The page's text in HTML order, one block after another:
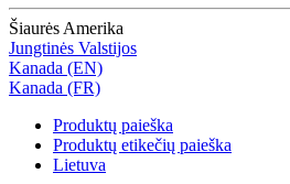
Šiaurės Amerika
Jungtinės Valstijos
Kanada (EN)
Kanada (FR)
Produktų paieška
Produktų etikečių paieška
Lietuva